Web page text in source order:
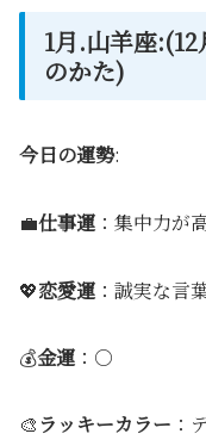
1月.山羊座
のかた)
今日の運勢:
💼仕事運 ：集中力が
💖恋愛運 ：誠実な言
💰金運 ：○
🎨 ラッキーカラー ：